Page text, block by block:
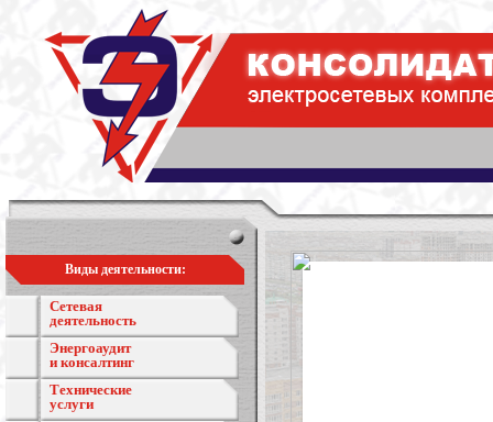
Виды деятельности:
Сетевая
деятельность
Энергоаудит
и консалтинг
Технические
услуги